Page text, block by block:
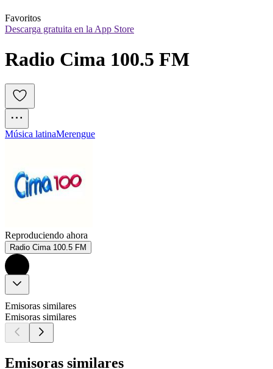
Favoritos
Descarga gratuita en la App Store
Radio Cima 100.5 FM
Música latinaMerengue
Reproduciendo ahora
Radio Cima 100.5 FM
Emisoras similares
Emisoras similares
Emisoras similares